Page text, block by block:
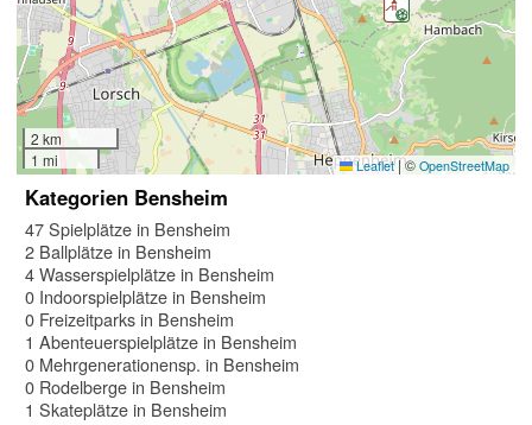
2 km
1 mi
Leaflet |© OpenStreetMap
Kategorien Bensheim
47 Spielplätze in Bensheim
2 Ballplätze in Bensheim
4 Wasserspielplätze in Bensheim
0 Indoorspielplätze in Bensheim
0 Freizeitparks in Bensheim
1 Abenteuerspielplätze in Bensheim
0 Mehrgenerationensp. in Bensheim
0 Rodelberge in Bensheim
1 Skateplätze in Bensheim